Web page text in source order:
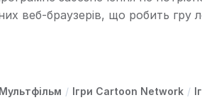
веб-браузерів, що робить
/ Ігри Cartoon Network /